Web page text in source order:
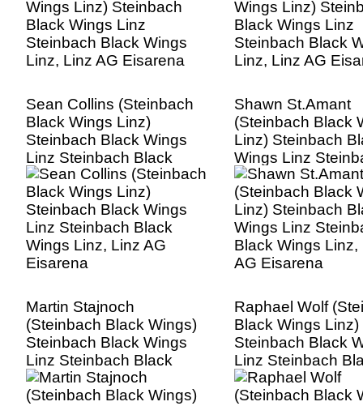
Sean Collins (Steinbach
Black Wings Linz)
Steinbach Black Wings
Linz Steinbach Black
Wings Linz, Linz AG
Eisarena
Shawn St.Amant
(Steinbach Black
Linz) Steinbach
Wings Linz
Black Wings Linz,
AG Eisarena
Martin Stajnoch
(Steinbach Black Wings)
Steinbach Black Wings
Linz Steinbach Black
Wings Linz, Linz AG
Eisarena
Raphael Wolf
Black Wings Linz)
Steinbach Black
Linz Steinbach
Wings Linz, Linz
Eisarena